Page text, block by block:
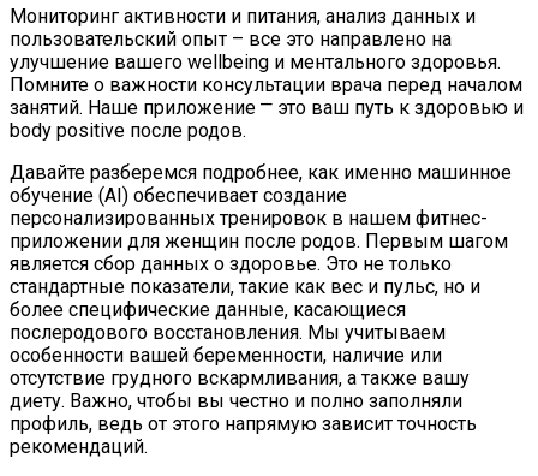
Мониторинг активности и питания, анализ данных и
пользовательский опыт – все это направлено на
улучшение вашего wellbeing и ментального здоровья.
Помните о важности консультации врача перед началом
занятий. Наше приложение ⎻ это ваш путь к здоровью и
body positive после родов.
Давайте разберемся подробнее, как именно машинное
обучение (AI) обеспечивает создание
персонализированных тренировок в нашем фитнес-
приложении для женщин после родов. Первым шагом
является сбор данных о здоровье. Это не только
стандартные показатели, такие как вес и пульс, но и
более специфические данные, касающиеся
послеродового восстановления. Мы учитываем
особенности вашей беременности, наличие или
отсутствие грудного вскармливания, а также вашу
диету. Важно, чтобы вы честно и полно заполняли
профиль, ведь от этого напрямую зависит точность
рекомендаций.